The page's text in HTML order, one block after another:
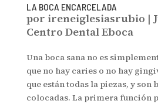
LA BOCA ENCARCELADA
por ireneiglesiasrubio |
Centro Dental Eboca
Una boca sana no es
que no hay caries o no hay
que están todas la piezas, y son
colocadas. La primera función